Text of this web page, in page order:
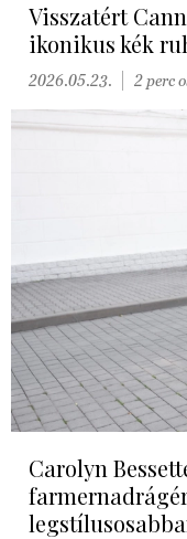
Visszatért
ikonikus kék
2026.05.23. 2 perc
Carolyn